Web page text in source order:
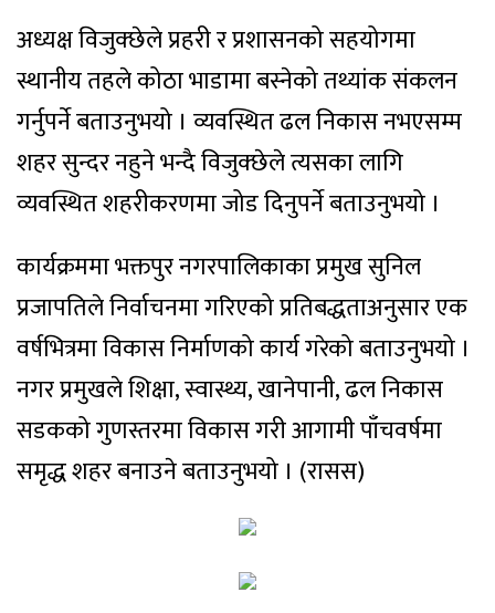
अध्यक्ष विजुक्छेले प्रहरी र प्रशासनको सहयोगमा
स्थानीय तहले कोठा भाडामा बस्नेको तथ्यांक संकलन
गर्नुपर्ने बताउनुभयो । व्यवस्थित ढल निकास नभएसम्म
शहर सुन्दर नहुने भन्दै विजुक्छेले त्यसका लागि
व्यवस्थित शहरीकरणमा जोड दिनुपर्ने बताउनुभयो ।
कार्यक्रममा भक्तपुर नगरपालिकाका प्रमुख सुनिल
प्रजापतिले निर्वाचनमा गरिएको प्रतिबद्धताअनुसार एक
वर्षभित्रमा विकास निर्माणको कार्य गरेको बताउनुभयो ।
नगर प्रमुखले शिक्षा, स्वास्थ्य, खानेपानी, ढल निकास
सडकको गुणस्तरमा विकास गरी आगामी पाँचवर्षमा
समृद्ध शहर बनाउने बताउनुभयो । (रासस)